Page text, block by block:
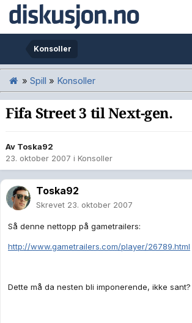
Konsoller
» Spill » Konsoller
Fifa Street 3 til Next-gen.
Av Toska92
23. oktober 2007 i Konsoller
Toska92
Skrevet 23. oktober 2007
Så denne nettopp på gametrailers:
http://www.gametrailers.com/player/26789.html
Dette må da nesten bli imponerende, ikke sant?